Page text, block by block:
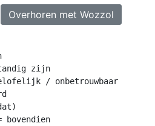
Overhoren met Wozzol
zijn
/ onbetrouwbaar
bovendien